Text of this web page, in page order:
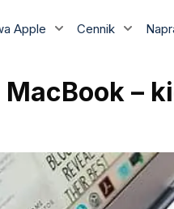
Apple Cennik
–